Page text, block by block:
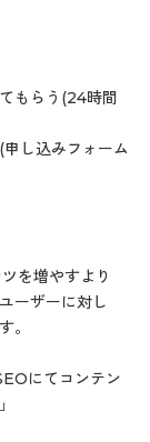
もらう(24時間
し込みフォーム
を増やすより
ーザーに対し
。
にてコンテン